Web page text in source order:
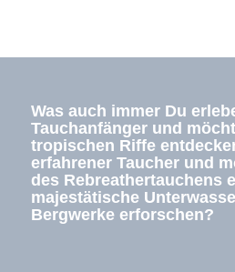
Was auch immer Du
Tauchanfänger und
tropischen Riffe
erfahrener Taucher und
des Rebreathertauchens
majestätische
Bergwerke erforschen?